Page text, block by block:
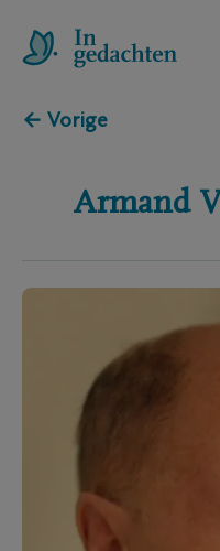
← Vorige
Armand